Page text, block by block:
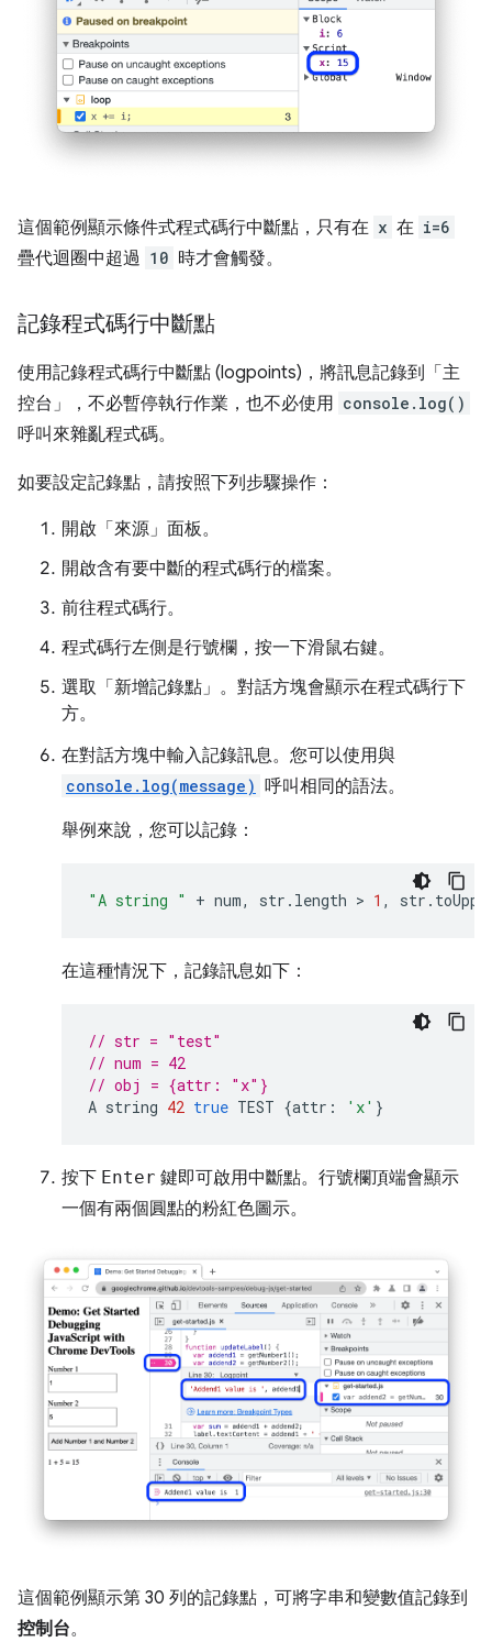
這個範例顯示條件式程式碼行中斷點，只有在 x 在 i=6
疊代迴圈中超過 10 時才會觸發。
記錄程式碼行中斷點
使用記錄程式碼行中斷點 (logpoints)，將訊息記錄到「主
控台」
，不必暫停執行作業，也不必使用 console.log()
呼叫來雜亂程式碼。
如要設定記錄點，請按照下列步驟操作：
開啟「來源」 面板。
開啟含有要中斷的程式碼行的檔案。
前往程式碼行。
程式碼行左側是行號欄，按一下滑鼠右鍵。
選取「新增記錄點」 。對話方塊會顯示在程式碼行下
方。
在對話方塊中輸入記錄訊息。您可以使用與
console.log(message) 呼叫相同的語法。
舉例來說，您可以記錄：
"A string " + num, str . length > 1 , str .
在這種情況下，記錄訊息如下：
// str = "test"
// num = 42
// obj = {attr: "x"}
A string 42 true TEST {attr : 'x' }
按下 Enter 鍵即可啟用中斷點。行號欄頂端會顯示
一個有兩個圓點的粉紅色圖示。
這個範例顯示第 30 列的記錄點，可將字串和變數值記錄到
控制台。